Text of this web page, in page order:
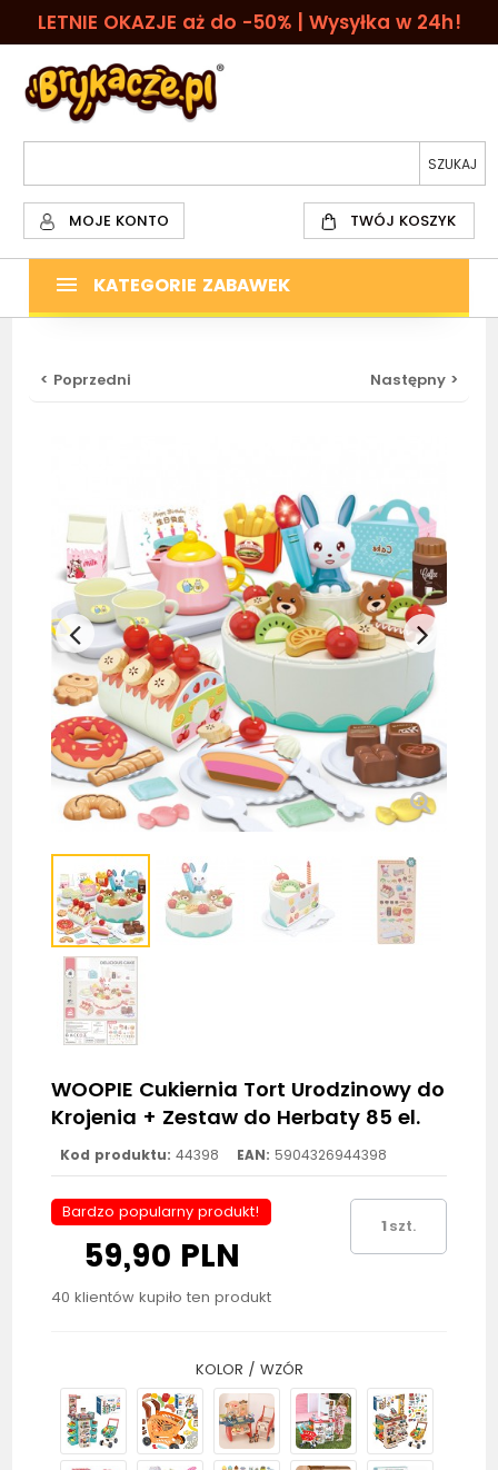
LETNIE OKAZJE aż do -50% | Wysyłka w 24h!
MOJE KONTO TWÓJ KOSZYK
KATEGORIE ZABAWEK
< Poprzedni Następny >
WOOPIE Cukiernia Tort Urodzinowy do
Krojenia + Zestaw do Herbaty 85 el.
Kod produktu: 44398 EAN: 5904326944398
Bardzo popularny produkt!
59,90 PLN
40 klientów kupiło ten produkt
szt.
KOLOR / WZÓR